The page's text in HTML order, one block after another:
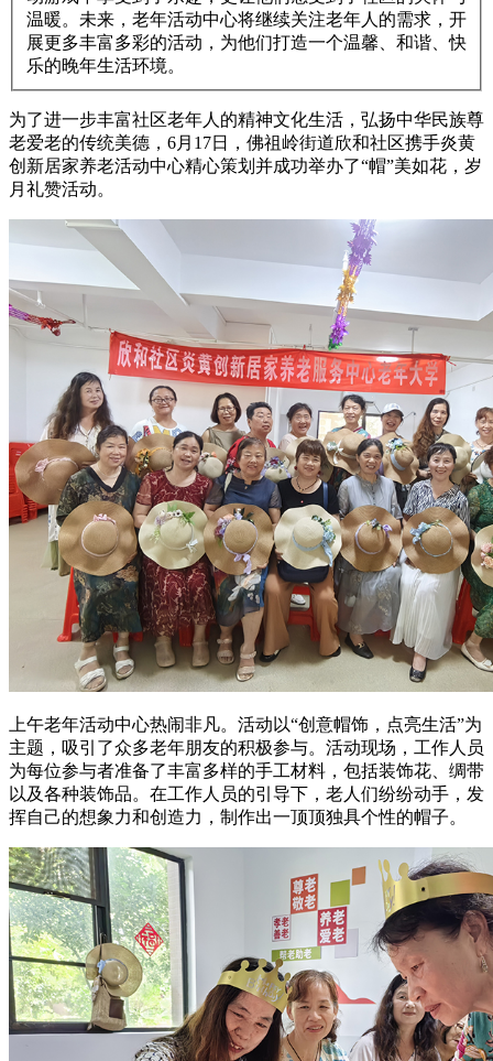
温暖。未来，老年活动中心将继续关注老年人的需求，开
展更多丰富多彩的活动，为他们打造一个温馨、和谐、快
乐的晚年生活环境。
为了进一步丰富社区老年人的精神文化生活，弘扬中华民族尊
老爱老的传统美德，6月17日，佛祖岭街道欣和社区携手炎黄
创新居家养老活动中心精心策划并成功举办了“帽”美如花，岁
月礼赞活动。
上午老年活动中心热闹非凡。活动以“创意帽饰，点亮生活”为
主题，吸引了众多老年朋友的积极参与。活动现场，工作人员
为每位参与者准备了丰富多样的手工材料，包括装饰花、绸带
以及各种装饰品。在工作人员的引导下，老人们纷纷动手，发
挥自己的想象力和创造力，制作出一顶顶独具个性的帽子。